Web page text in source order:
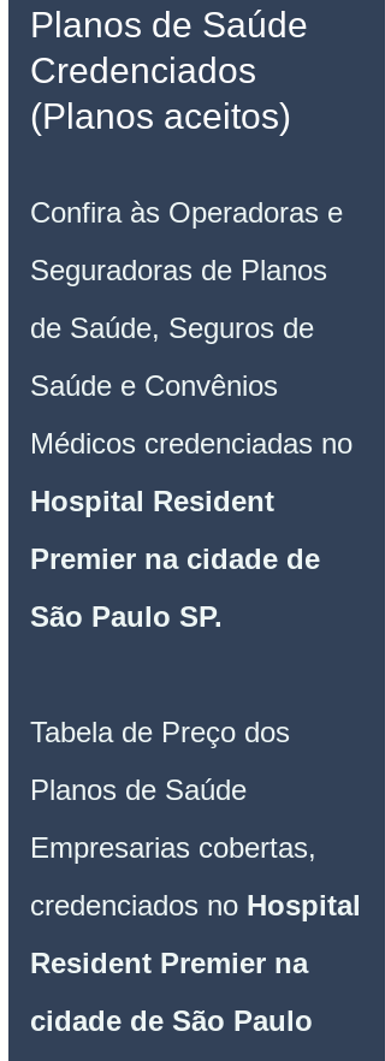
Planos de Saúde
Credenciados
(Planos aceitos)
Confira às Operadoras e
Seguradoras de Planos
de Saúde, Seguros de
Saúde e Convênios
Médicos credenciadas no
Hospital Resident
Premier na cidade de
São Paulo SP.
Tabela de Preço dos
Planos de Saúde
Empresarias cobertas,
credenciados no Hospital
Resident Premier na
cidade de São Paulo